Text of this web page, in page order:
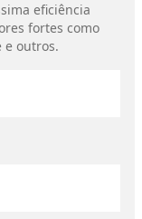
eficiência
fortes como
e outros.